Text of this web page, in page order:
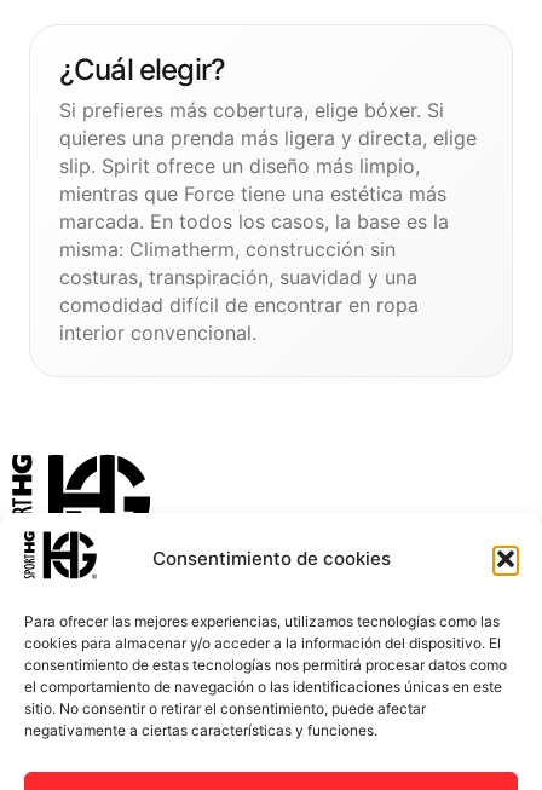
Consentimiento de cookies
Para ofrecer las mejores experiencias, utilizamos tecnologías como las
cookies para almacenar y/o acceder a la información del dispositivo. El
consentimiento de estas tecnologías nos permitirá procesar datos como
el comportamiento de navegación o las identificaciones únicas en este
sitio. No consentir o retirar el consentimiento, puede afectar
negativamente a ciertas características y funciones.
¿Cuál elegir?
Si prefieres más cobertura, elige bóxer. Si
quieres una prenda más ligera y directa, elige
slip. Spirit ofrece un diseño más limpio,
mientras que Force tiene una estética más
marcada. En todos los casos, la base es la
misma: Climatherm, construcción sin
costuras, transpiración, suavidad y una
comodidad difícil de encontrar en ropa
interior convencional.
La Ropa Deportiva que Evoluciona Contigo
INICIO
MUJER
ACCESORIOS
PERSONALIZACIONES